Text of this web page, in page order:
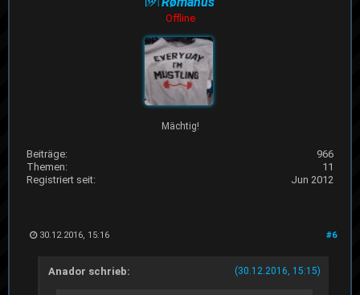
Offline
Mächtig!
Beiträge:
966
Themen:
11
Registriert seit:
Jun 2012
#6
30.12.2016, 15:16
(30.12.2016, 15:15)
Anador schrieb: